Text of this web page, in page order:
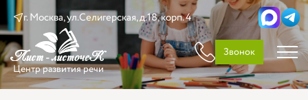
г. Москва, ул.Селигерская, д.18, корп. 4
Центр развития речи
Звонок